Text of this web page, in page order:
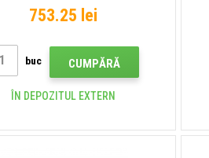
753.25 lei
buc CUMPĂRĂ
ÎN DEPOZITUL EXTERN